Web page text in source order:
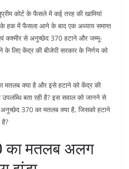
कोर्ट के फैसले में कई तरह की खामियां
के हक में फैसला आने के बाद एक अध्याय समाप्त
कश्मीर से अनुच्छेद 370 हटाने और जम्मू-
लिए केंद्र की बीजेपी सरकार के निर्णय को
मतलब क्या है और इसे हटाने को केंद्र की
उपलब्धि बता रही है? इस सवाल को जानने से
370 का मतलब क्या है, जिसको हटाने
है?
का मतलब अलग